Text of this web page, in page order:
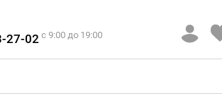
27-02 c 9:00 до 19:00